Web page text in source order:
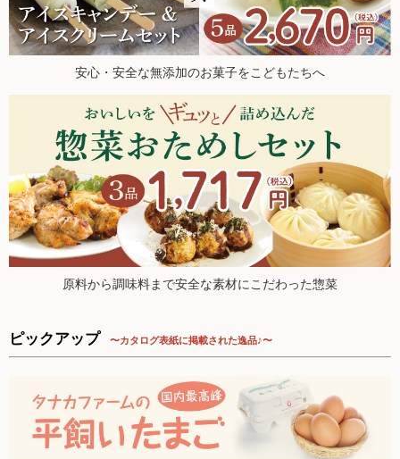
伝統酒類
粉・餅
健康応援グッズ
石けん・生活用品
食べもの百科（書籍）
ご利用ガイド
取扱いアイテム数について
カートについて
ー代表・西川榮郎による対談動画公開中！
2026.5.16【毎週土曜日更新！】品ものアイテムを更新しまし
た。
2026.5.9【毎週土曜日更新！】品ものアイテムを更新しまし
2026.5.2【毎週土曜日更新！】品ものアイテムを更新しまし
2026.4.30 ナカムラクリニック 中村先生のブログでオルター
が紹介されました！
2026.4.25【毎週土曜日更新！】品ものアイテムを更新しまし
た。
2026.4.18【毎週土曜日更新！】品ものアイテムを更新。今週
も新登場アイテム多数！
2026.4.11【毎週土曜日更新！】品ものアイテムを更新。今週
も新登場アイテム多数！
2026.3.28【毎週土曜日更新！】品ものアイテムを更新しまし
た。
2026.3.21【毎週土曜日更新！】品ものアイテムを更新しまし
た。
2026.3.14【毎週土曜日更新！】品ものアイテムを更新しまし
た。
安心・安全な無添加のお菓子をこどもたちへ
原料から調味料まで安全な素材にこだわった惣菜
ピックアップ 〜カタログ表紙に掲載された逸品♪〜